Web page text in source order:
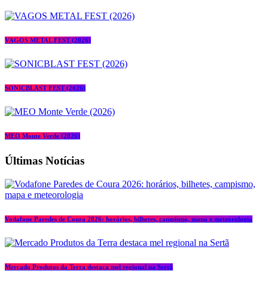
VAGOS METAL FEST (2026)
SONICBLAST FEST (2026)
MEO Monte Verde (2026)
Últimas Notícias
Vodafone Paredes de Coura 2026: horários, bilhetes, campismo, mapa e meteorologia
Mercado Produtos da Terra destaca mel regional na Sertã